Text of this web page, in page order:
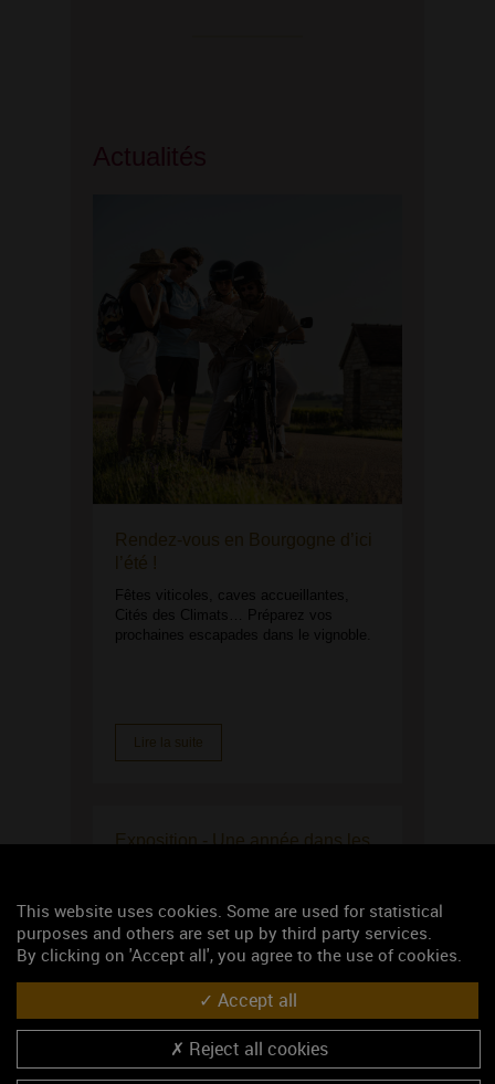
Rendez-vous en Bourgogne d’ici
l’été !
Fêtes viticoles, caves accueillantes,
Cités des Climats… Préparez vos
prochaines escapades dans le vignoble.
Lire la suite
Exposition - Une année dans les
Bourgogne, Sophia Boursot dévoile le
travail de la vigne à travers une
exposition sensible et artistique.
Lire la suite
This website uses cookies. Some are used for statistical
purposes and others are set up by third party services.
By clicking on 'Accept all', you agree to the use of cookies.
Accept all
Reject all cookies